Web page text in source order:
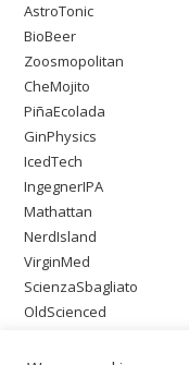
AstroTonic
BioBeer
Zoosmopolitan
CheMojito
PiñaEcolada
GinPhysics
IcedTech
IngegnerIPA
Mathattan
NerdIsland
VirginMed
ScienzaSbagliato
OldScienced